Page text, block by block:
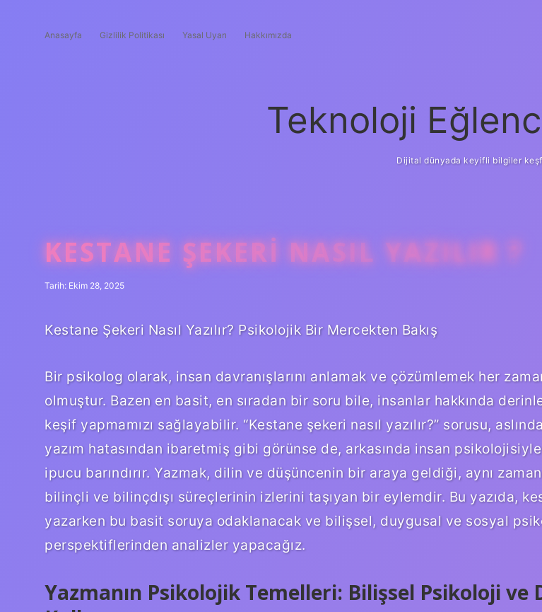
Anasayfa Gizlilik Politikası Yasal Uyarı Hakkımızda
Teknoloji
Dijital dünyada keyifli bilgiler
KESTANE ŞEKERI NASIL YAZILIR ?
Tarih: Ekim 28, 2025
Kestane Şekeri Nasıl Yazılır? Psikolojik Bir Mercekten Bakış
Bir psikolog olarak, insan davranışlarını anlamak ve çözümlemek her
olmuştur. Bazen en basit, en sıradan bir soru bile, insanlar hakkında
keşif yapmamızı sağlayabilir. “Kestane şekeri nasıl yazılır?” sorusu,
yazım hatasından ibaretmiş gibi görünse de, arkasında insan
ipucu barındırır. Yazmak, dilin ve düşüncenin bir araya geldiği, aynı
bilinçli ve bilinçdışı süreçlerinin izlerini taşıyan bir eylemdir. Bu yazıda,
yazarken bu basit soruya odaklanacak ve bilişsel, duygusal ve sosyal
perspektiflerinden analizler yapacağız.
Yazmanın Psikolojik Temelleri: Bilişsel Psikoloji ve